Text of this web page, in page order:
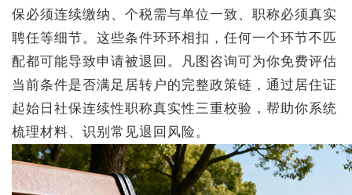
保必须连续缴纳、个税需与单位一致、职称必须真实
聘任等细节。这些条件环环相扣，任何一个环节不匹
配都可能导致申请被退回。凡图咨询可为你免费评估
当前条件是否满足居转户的完整政策链，通过居住证
起始日社保连续性职称真实性三重校验，帮助你系统
梳理材料、识别常见退回风险。